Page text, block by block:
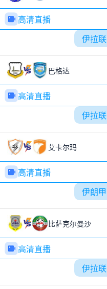
高清直播
伊拉联
巴格达
高清直播
伊拉联
艾卡尔玛
高清直播
伊朗甲
比萨克尔曼沙
高清直播
伊拉联